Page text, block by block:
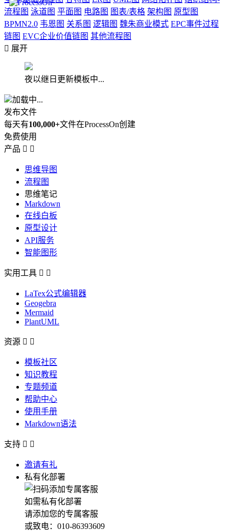
流程图 泳道图 平面图 电路图 图表/表格 架构图 原型图
BPMN2.0 韦恩图 关系图 逻辑图 魏朱商业模式 EPC事件过程
链图 EVC企业价值链图 其他流程图
 展开
夜以继日更新模板中...
加载中...
发布文件
每天有100,000+文件在ProcessOn创建
免费使用
产品  
思维导图
流程图
思维笔记
Markdown
在线白板
原型设计
API服务
智能图形
实用工具  
LaTex公式编辑器
Geogebra
Mermaid
PlantUML
资源  
模板社区
知识教程
专题频道
帮助中心
使用手册
Markdown语法
支持  
邀请有礼
私有化部署
如需私有化部署
请添加您的专属客服
或致电：010-86393609